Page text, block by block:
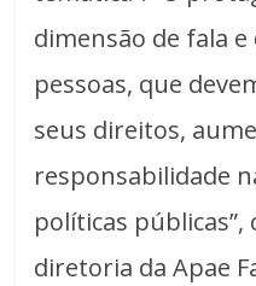
dimensão de fala e
pessoas, que
seus direitos,
responsabilidade
políticas
diretoria da Apae